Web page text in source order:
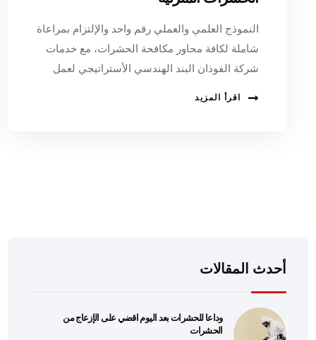
النموذج العلمي والعملي رقم واحد والإلتزام بمراعاة
شاملة لكافة محاور مكافحة الحشرات، مع خدمات
شركة الفوذان البند الهندسي الأستراتيجي لعمل
اقرأ المزيد
أحدث المقالات
وداعا للحشرات بعد اليوم اقضي على الإزعاج من
الحشرات